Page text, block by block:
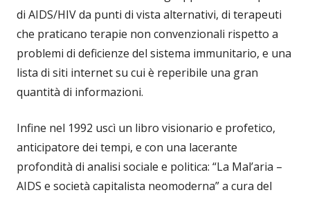
di AIDS/HIV da punti di vista alternativi, di terapeuti
che praticano terapie non convenzionali rispetto a
problemi di deficienze del sistema immunitario, e una
lista di siti internet su cui è reperibile una gran
quantità di informazioni.
Infine nel 1992 uscì un libro visionario e profetico,
anticipatore dei tempi, e con una lacerante
profondità di analisi sociale e politica: “La Mal’aria –
AIDS e società capitalista neomoderna” a cura del